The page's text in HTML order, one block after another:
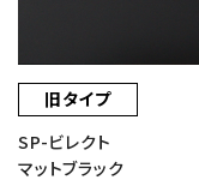
旧タイプ
SP-ビレクト
マットブラック